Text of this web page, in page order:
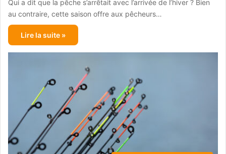
Qui a dit que la pêche s’arrêtait avec l’arrivée de l’hiver ? Bien
au contraire, cette saison offre aux pêcheurs…
Lire la suite »